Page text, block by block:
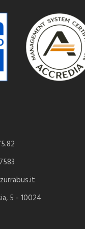
5 - 10024